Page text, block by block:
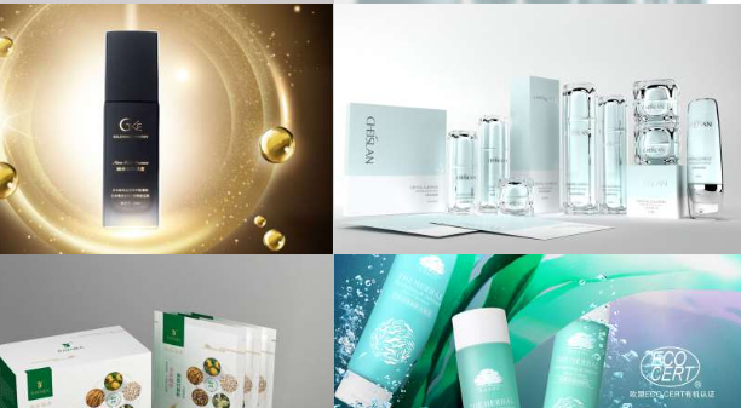
倩斯岚护肤品品牌全案策划
品牌全案策划/化妆品包装设计
柏束花草透润细肤系列包装设计